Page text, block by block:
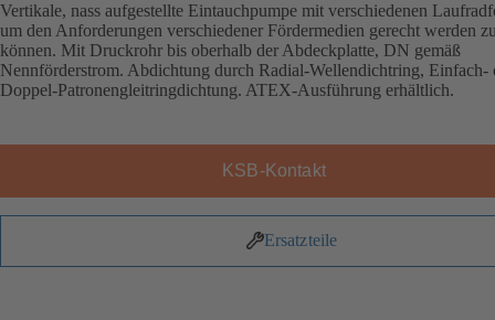
Vertikale, nass aufgestellte Eintauchpumpe mit verschiedenen
um den Anforderungen verschiedener Fördermedien gerecht werden
können. Mit Druckrohr bis oberhalb der Abdeckplatte, DN gemäß
Nennförderstrom. Abdichtung durch Radial-Wellendichtring, Einfach-
Doppel-Patronengleitringdichtung. ATEX-Ausführung erhältlich.
KSB-Kontakt
Ersatzteile